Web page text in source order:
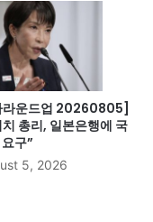
라운드업 20260805]
총리, 일본은행에 국
구”
5, 2026